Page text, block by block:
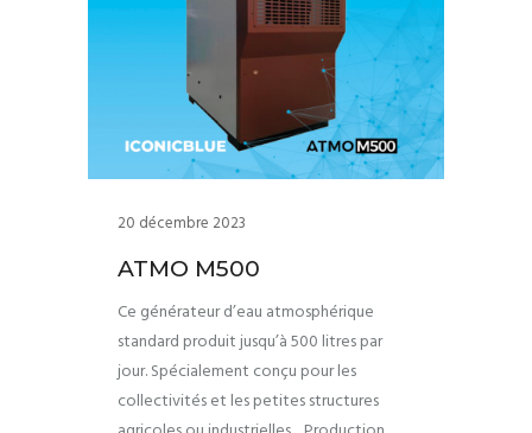
20 décembre 2023
ATMO M500
Ce générateur d’eau atmosphérique
standard produit jusqu’à 500 litres par
jour. Spécialement conçu pour les
collectivités et les petites structures